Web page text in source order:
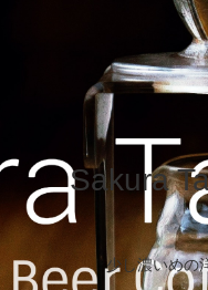
Sakura
少し濃いめの